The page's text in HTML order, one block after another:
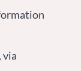
via